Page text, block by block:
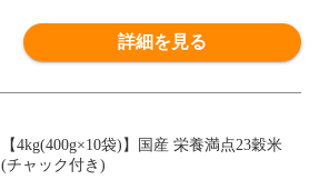
詳細を見る
【4kg(400g×10袋)】国産 栄養満点23穀米
(チャック付き)